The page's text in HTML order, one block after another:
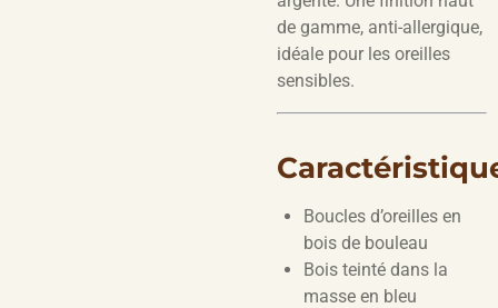
de gamme, anti-allergique,
idéale pour les oreilles
sensibles.
Boucles d’oreilles en
bois de bouleau
Bois teinté dans la
masse en bleu